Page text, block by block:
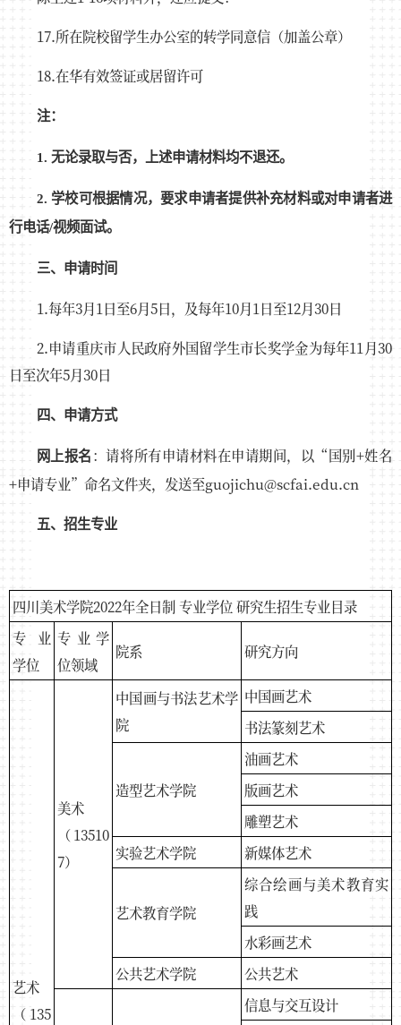
17.所在院校留学生办公室的转学同意信（加盖公章）
18.在华有效签证或居留许可
注：
1. 无论录取与否，上述申请材料均不退还。
2. 学校可根据情况，要求申请者提供补充材料或对申请者进
行电话/视频面试。
三、申请时间
1.每年3月1日至6月5日，及每年10月1日至12月30日
2.申请重庆市人民政府外国留学生市长奖学金为每年11月30
日至次年5月30日
四、申请方式
网上报名 ：请将所有申请材料在申请期间，以“国别+姓名
+申请专业”命名文件夹，发送至guojichu@scfai.edu.cn
五、招生专业
四川美术学院2022年全日制 专业学位 研究生招生专业目录
专业
学位
专业学
位领域
院系 研究方向
艺术
（135
美术
（13510
7）
中国画与书法艺术学
院
中国画艺术
书法篆刻艺术
造型艺术学院
油画艺术
版画艺术
雕塑艺术
实验艺术学院
新媒体艺术
艺术教育学院
综合绘画与美术教育实
践
水彩画艺术
公共艺术学院
公共艺术
信息与交互设计